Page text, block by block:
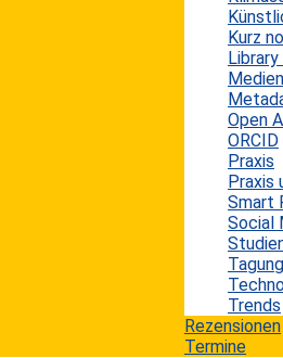
Kurz
Open
ORCID
Praxis
Praxis
Smart
Social
Trends
Rezensionen
Termine
18. Dezember 2024
In den letzten Jahren haben Large
(LLMs) wie GPT-4
erzielt und vielfach Benchmarks
zuvor von Menschen entwickelt
stoßen weiterhin an Grenzen, die in
wissenschaftlichen Diskussion
sind. In einer Studie von Yulong
untersucht, ob und wie ein LLM
Schwächen erkennen kann. Hierzu
Evaluierungsansatz vorgestellt, der
Best Practices auf dem